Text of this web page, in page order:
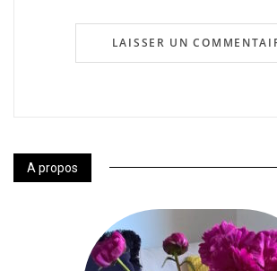
A propos